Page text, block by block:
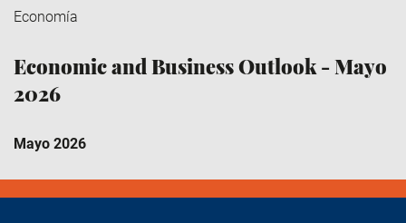
Economía
Economic and Business Outlook - Mayo
2026
Mayo 2026